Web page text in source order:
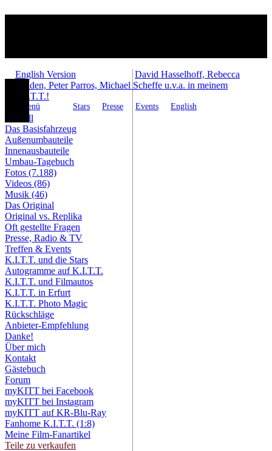
English Version
David Hasselhoff, Rebecca
Holden, Peter Parros, Michael Scheffe u.v.a. in meinem
K.I.T.T.!
Menü Stars Presse Events English
Aktuell
Das Basisfahrzeug
Außenumbauteile
Innenausbauteile
Umbau-Tagebuch
Fotos (7.188)
Videos (86)
Musik (46)
Das Original
Original vs. Replika
Oft gestellte Fragen
Presse, Radio & TV
Treffen & Events
K.I.T.T. und die Stars
Autogramme auf K.I.T.T.
K.I.T.T. und Filmautos
K.I.T.T. in Erfurt
K.I.T.T. Photo Magic
Rückschläge
Anbieter-Empfehlung
Danke!
Über mich
Kontakt
Gästebuch
Forum
myKITT bei Facebook
myKITT bei Instagram
myKITT auf KR-Blu-Ray
Fanhome K.I.T.T. (1:8)
Meine Film-Fanartikel
Teile zu verkaufen